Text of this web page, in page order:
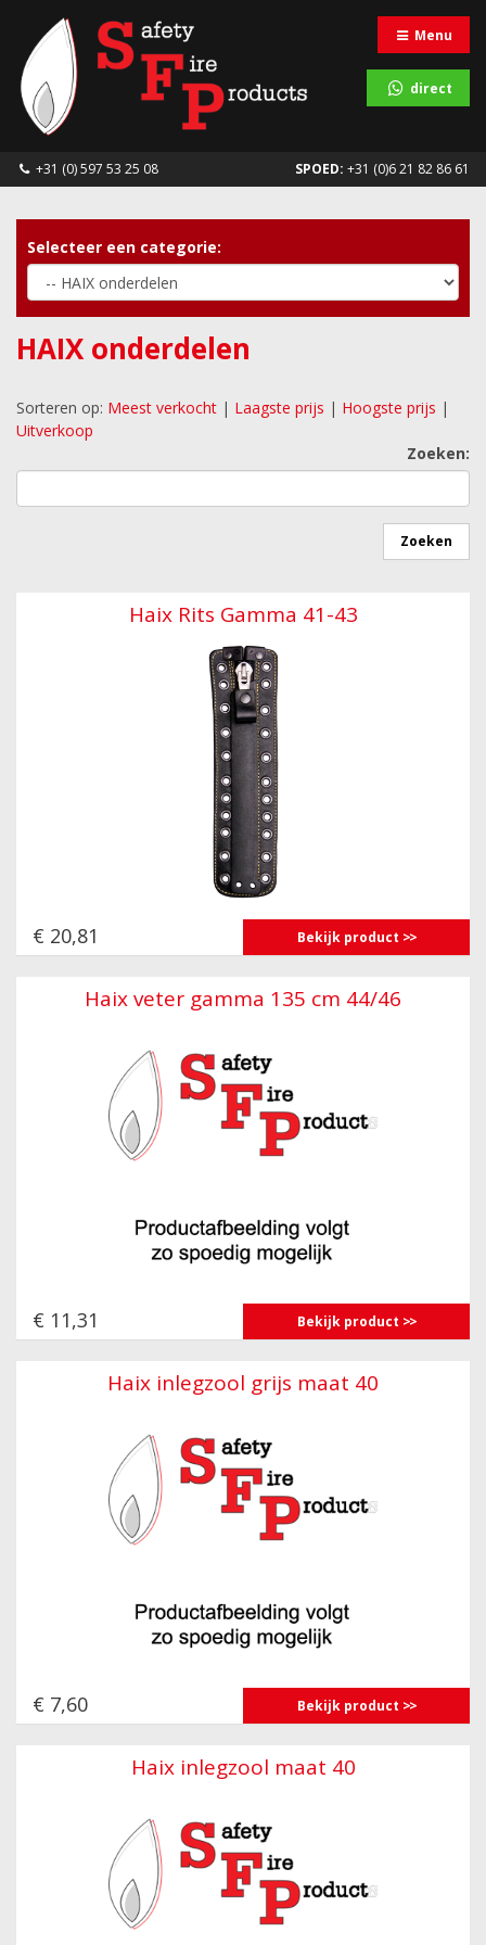
Menu
direct
+31 (0) 597 53 25 08 SPOED: +31 (0)6 21 82 86 61
Selecteer een categorie:
HAIX onderdelen
Sorteren op: Meest verkocht | Laagste prijs | Hoogste prijs |
Uitverkoop
Zoeken:
Haix Rits Gamma 41-43
€ 20,81 Bekijk product
Haix veter gamma 135 cm 44/46
€ 11,31 Bekijk product
Haix inlegzool grijs maat 40
€ 7,60 Bekijk product
Haix inlegzool maat 40